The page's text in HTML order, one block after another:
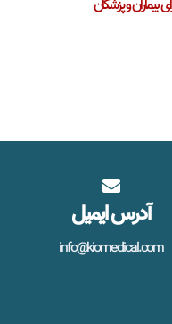
آدرس ایمیل
info@kiomedical.com